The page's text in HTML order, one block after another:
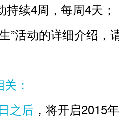
续4周，每周4天；
活动的详细介绍，
：
之后 ，将开启2015